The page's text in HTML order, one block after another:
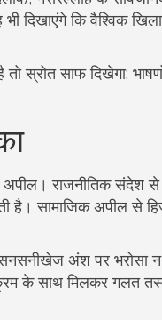
भी दिखाएंगे कि वैश्विक
तो स्रोत साफ दिखेगा;
राजनीतिक संदेश से
है। सामाजिक अपील से
सनसनीखेज अंश पर भरोसा
के साथ मिलकर गलत